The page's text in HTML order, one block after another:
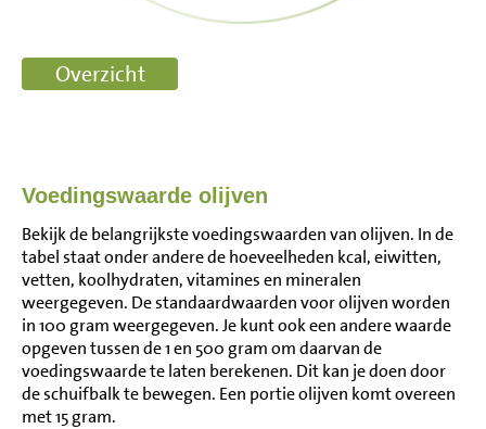
Voedingswaarde olijven
Bekijk de belangrijkste voedingswaarden van olijven. In de
tabel staat onder andere de hoeveelheden kcal, eiwitten,
vetten, koolhydraten, vitamines en mineralen
weergegeven. De standaardwaarden voor olijven worden
in 100 gram weergegeven. Je kunt ook een andere waarde
opgeven tussen de 1 en 500 gram om daarvan de
voedingswaarde te laten berekenen. Dit kan je doen door
de schuifbalk te bewegen. Een portie olijven komt overeen
met 15 gram.